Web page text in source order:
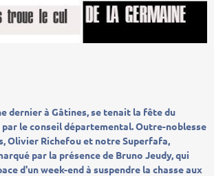
dernier à Gâtines, se tenait la fête du
le conseil départemental. Outre-noblesse
Olivier Richefou et notre Superfafa,
par la présence de Bruno Jeudy, qui
d'un week-end à suspendre la chasse aux